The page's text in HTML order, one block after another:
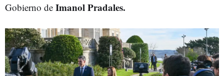
Gobierno de Imanol Pradales.